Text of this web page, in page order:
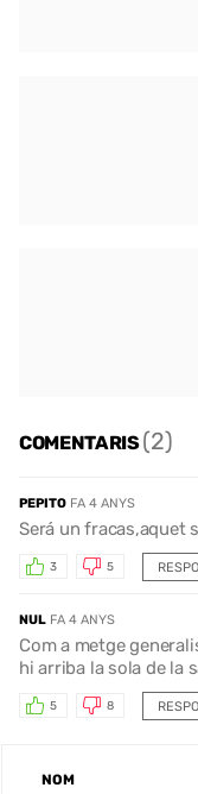
COMENTARIS(2)
PEPITO FA 4 ANYS
Será un fracas,aquet
3 5
NUL FA 4 ANYS
Com a metge
hi arriba la sola de la
5 8
NOM